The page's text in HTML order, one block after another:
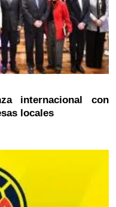
internacional con
locales